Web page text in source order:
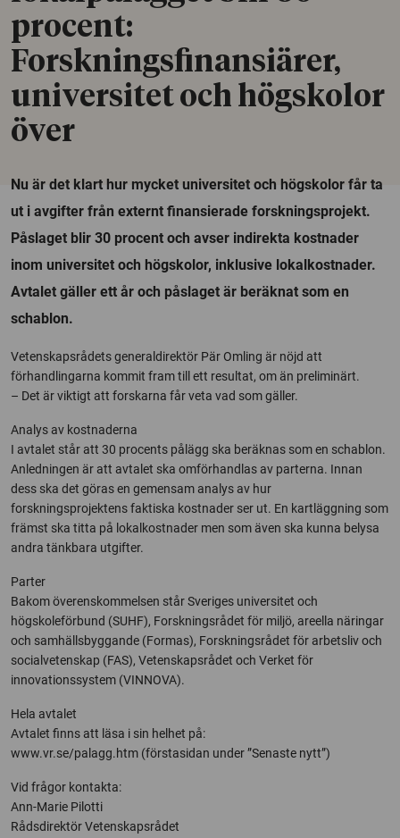
procent:
Forskningsfinansiärer,
universitet och högskolor
över
Nu är det klart hur mycket universitet och högskolor får ta
ut i avgifter från externt finansierade forskningsprojekt.
Påslaget blir 30 procent och avser indirekta kostnader
inom universitet och högskolor, inklusive lokalkostnader.
Avtalet gäller ett år och påslaget är beräknat som en
schablon.
Vetenskapsrådets generaldirektör Pär Omling är nöjd att
förhandlingarna kommit fram till ett resultat, om än preliminärt.
– Det är viktigt att forskarna får veta vad som gäller.
Analys av kostnaderna
I avtalet står att 30 procents pålägg ska beräknas som en schablon.
Anledningen är att avtalet ska omförhandlas av parterna. Innan
dess ska det göras en gemensam analys av hur
forskningsprojektens faktiska kostnader ser ut. En kartläggning som
främst ska titta på lokalkostnader men som även ska kunna belysa
andra tänkbara utgifter.
Parter
Bakom överenskommelsen står Sveriges universitet och
högskoleförbund (SUHF), Forskningsrådet för miljö, areella näringar
och samhällsbyggande (Formas), Forskningsrådet för arbetsliv och
socialvetenskap (FAS), Vetenskapsrådet och Verket för
innovationssystem (VINNOVA).
Hela avtalet
Avtalet finns att läsa i sin helhet på:
www.vr.se/palagg.htm (förstasidan under ”Senaste nytt”)
Vid frågor kontakta:
Ann-Marie Pilotti
Rådsdirektör Vetenskapsrådet